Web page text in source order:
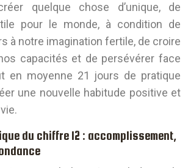
quelque chose d’unique, de
pour le monde, à condition de
à notre imagination fertile, de croire
capacités et de persévérer face
en moyenne 21 jours de pratique
une nouvelle habitude positive et
du chiffre 12 : accomplissement,